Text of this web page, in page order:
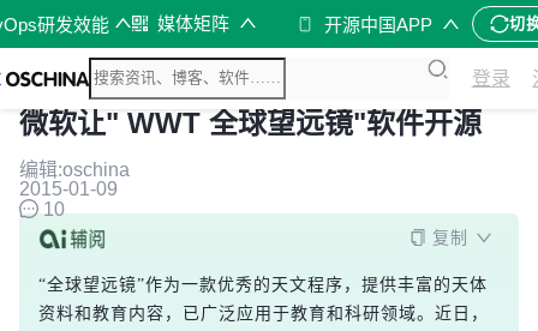
研发效能 媒体矩阵 开源中国APP 切
登录
微软让" WWT 全球望远镜"软件开源
编辑:oschina
2015-01-09
10
复制
“全球望远镜”作为一款优秀的天文程序，提供丰富的天体
资料和教育内容，已广泛应用于教育和科研领域。近日，